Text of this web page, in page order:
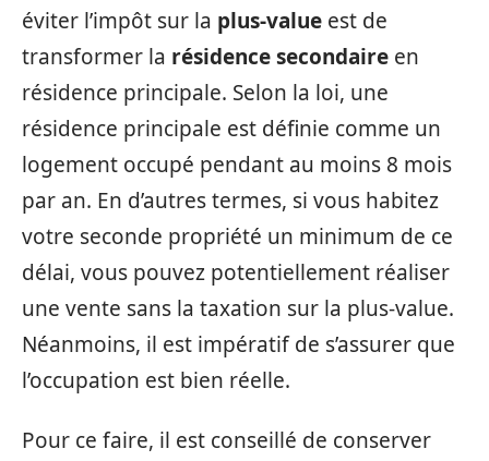
éviter l’impôt sur la plus-value est de
transformer la résidence secondaire en
résidence principale. Selon la loi, une
résidence principale est définie comme un
logement occupé pendant au moins 8 mois
par an. En d’autres termes, si vous habitez
votre seconde propriété un minimum de ce
délai, vous pouvez potentiellement réaliser
une vente sans la taxation sur la plus-value.
Néanmoins, il est impératif de s’assurer que
l’occupation est bien réelle.
Pour ce faire, il est conseillé de conserver